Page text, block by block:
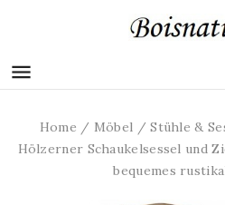

Home Möbel Stühle &
Hölzerner Schaukelsessel und
bequemes